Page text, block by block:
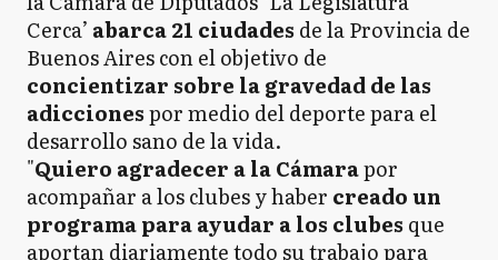
Cerca’ abarca 21 ciudades de la Provincia de
Buenos Aires con el objetivo de
concientizar sobre la gravedad de las
adiccionespor medio del deporte para el
desarrollo sano de la vida.
"Quiero agradecer a la Cámarapor
acompañar a los clubes y haber creado un
programa para ayudar a los clubes que
aportan diariamente todo su trabajo para